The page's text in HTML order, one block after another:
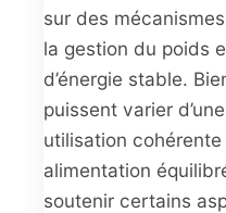
sur des
la gestion du poids
d’énergie stable.
puissent varier
utilisation
alimentation
soutenir certains